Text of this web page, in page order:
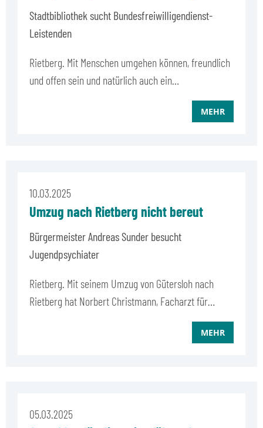
Stadtbibliothek sucht Bundesfreiwilligendienst-
Leistenden
Rietberg. Mit Menschen umgehen können, freundlich
und offen sein und natürlich auch ein…
MEHR
10.03.2025
Umzug nach Rietberg nicht bereut
Bürgermeister Andreas Sunder besucht
Jugendpsychiater
Rietberg. Mit seinem Umzug von Gütersloh nach
Rietberg hat Norbert Christmann, Facharzt für…
MEHR
05.03.2025